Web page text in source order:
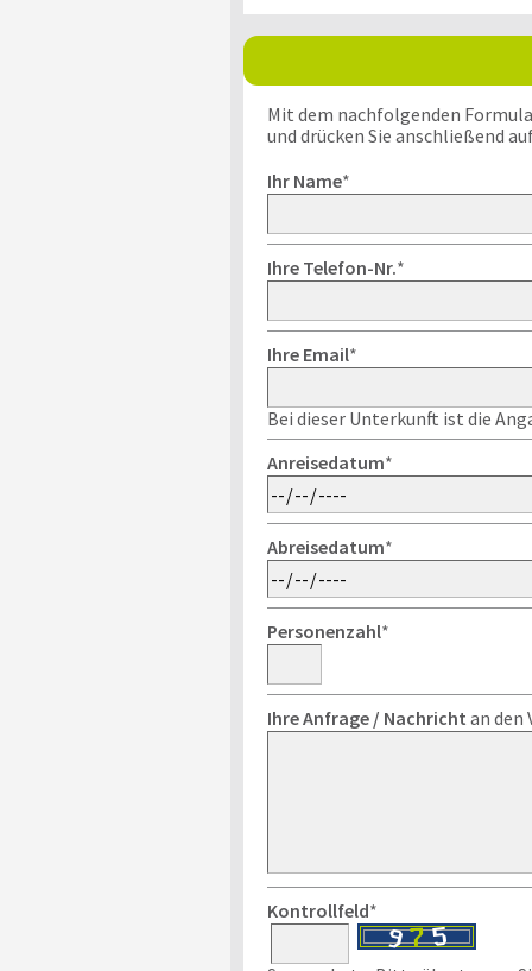
Mit dem nachfolgenden
und drücken Sie anschließend
Ihr Name*
Ihre Telefon-Nr.*
Ihre Email*
Bei dieser Unterkunft ist die
Anreisedatum*
Abreisedatum*
Personenzahl*
Ihre Anfrage / Nachricht an den
Kontrollfeld*